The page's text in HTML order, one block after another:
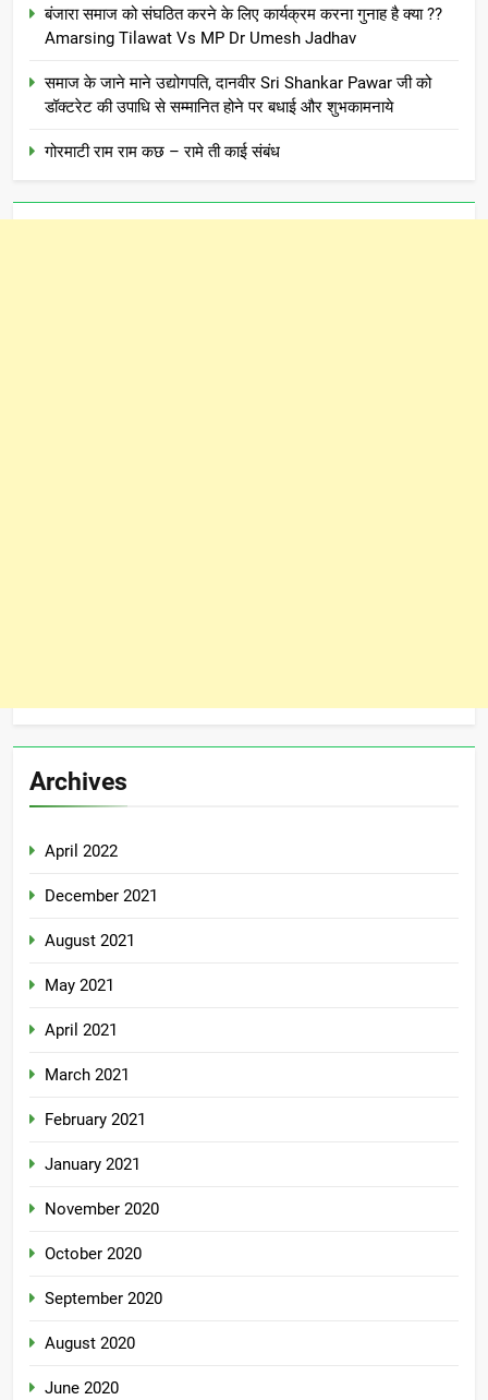
बंजारा समाज को संघठित करने के लिए कार्यक्रम करना गुनाह है क्या ??
Amarsing Tilawat Vs MP Dr Umesh Jadhav
समाज के जाने माने उद्योगपति, दानवीर Sri Shankar Pawar जी को
डॉक्टरेट की उपाधि से सम्मानित होने पर बधाई और शुभकामनाये
गोरमाटी राम राम कछ – रामे ती काई संबंध
Archives
April 2022
December 2021
August 2021
May 2021
April 2021
March 2021
February 2021
January 2021
November 2020
October 2020
September 2020
August 2020
June 2020